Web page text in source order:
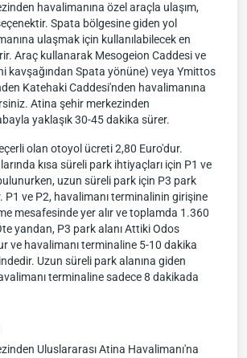
havalimanına özel araçla ulaşım,
Spata bölgesine giden yol
ulaşmak için kullanılabilecek en
Araç kullanarak Mesogeion Caddesi ve
kavşağından Spata yönüne) veya Ymittos
Katehaki Caddesi'nden havalimanına
Atina şehir merkezinden
yaklaşık 30-45 dakika sürer.
olan otoyol ücreti 2,80 Euro'dur.
kısa süreli park ihtiyaçları için P1 ve
uzun süreli park için P3 park
P1 ve P2, havalimanı terminalinin girişine
mesafesinde yer alır ve toplamda 1.360
yandan, P3 park alanı Attiki Odos
ve havalimanı terminaline 5-10 dakika
Uzun süreli park alanına giden
terminaline sadece 8 dakikada
Uluslararası Atina Havalimanı'na